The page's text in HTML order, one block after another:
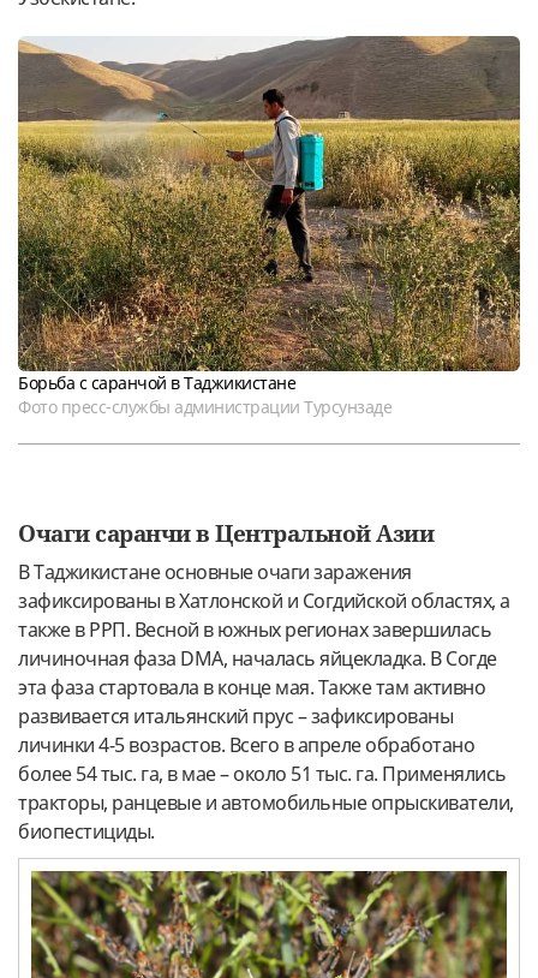
Борьба с саранчой в Таджикистане
Фото пресс-службы администрации Турсунзаде
Очаги саранчи в Центральной Азии
В Таджикистане основные очаги заражения
зафиксированы в Хатлонской и Согдийской областях, а
также в РРП. Весной в южных регионах завершилась
личиночная фаза DMA, началась яйцекладка. В Согде
эта фаза стартовала в конце мая. Также там активно
развивается итальянский прус – зафиксированы
личинки 4-5 возрастов. Всего в апреле обработано
более 54 тыс. га, в мае – около 51 тыс. га. Применялись
тракторы, ранцевые и автомобильные опрыскиватели,
биопестициды.